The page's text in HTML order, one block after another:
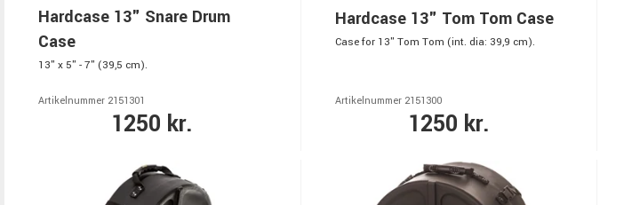
Hardcase 13" Snare Drum
Case
13" x 5" - 7" (39,5 cm).
Artikelnummer 2151301
1250 kr.
Hardcase 13" Tom Tom Case
Case for 13" Tom Tom (int. dia: 39,9 cm).
Artikelnummer 2151300
1250 kr.